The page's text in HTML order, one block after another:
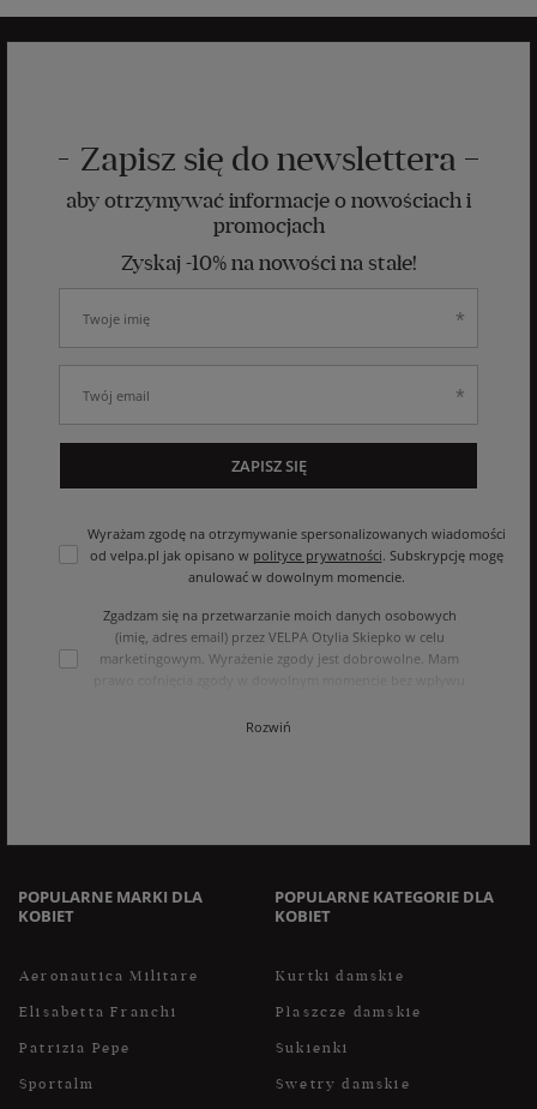
Zapisz się do newslettera
aby otrzymywać informacje o nowościach i
promocjach
Zyskaj -10% na nowości na stałe!
Wyrażam zgodę na otrzymywanie spersonalizowanych wiadomości
od velpa.pl jak opisano w polityce prywatności. Subskrypcję mogę
anulować w dowolnym momencie.
Zgadzam się na przetwarzanie moich danych osobowych
(imię, adres email) przez VELPA Otylia Skiepko w celu
marketingowym. Wyrażenie zgody jest dobrowolne. Mam
podstawie zgody przed jej cofnięciem. Mam prawo dostępu
Rozwiń
ZAPISZ SIĘ
POPULARNE MARKI DLA
KOBIET
Aeronautica Militare
Elisabetta Franchi
Patrizia Pepe
Sportalm
POPULARNE KATEGORIE DLA
KOBIET
Kurtki damskie
Płaszcze damskie
Sukienki
Swetry damskie